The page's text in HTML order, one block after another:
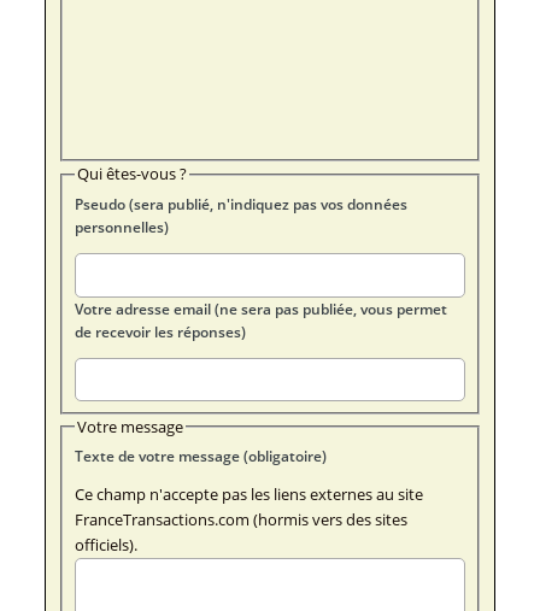
Qui êtes-vous ?
Pseudo (sera publié, n'indiquez pas vos données
personnelles)
Votre adresse email (ne sera pas publiée, vous permet
de recevoir les réponses)
Votre message
Texte de votre message (obligatoire)
Ce champ n'accepte pas les liens externes au site
FranceTransactions.com (hormis vers des sites
officiels).